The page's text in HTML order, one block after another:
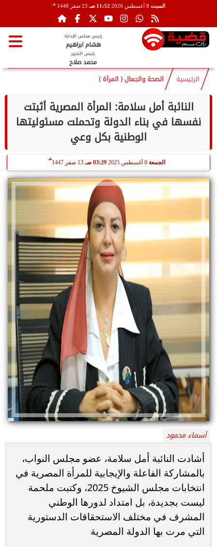
السبت 11:52 صـ 23 صفر 1448 هـ
رئيس مجلس الإدارة
هشام ابراهيم
رئيس التحرير
محمد صلاح
الرئيسية الصحة والجمال ( المرآة )
النائبة أمل سلامة: المرأة المصرية أثبتت
نفسها في بناء الدولة وتحملت مسئوليتها
الوطنية بكل وعي
الجمعة 03:29 صـ 13 صفر 1447
هـ
أسماء محمود
أشادت النائبة أمل سلامة، عضو مجلس النواب،
بالمشاركة الفاعلة والإيجابية للمرأة المصرية في
انتخابات مجلس الشيوخ 2025، وكتبت ملحمة
ليست بجديدة، بل امتداد لدورها الوطني
المشرف في مختلف الاستحقاقات الدستورية
التي مرت بها الدولة المصرية